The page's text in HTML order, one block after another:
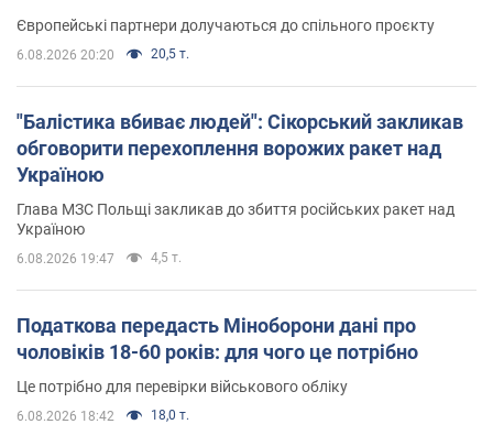
Європейські партнери долучаються до спільного проєкту
6.08.2026 20:20 20,5 т.
"Балістика вбиває людей": Сікорський закликав
обговорити перехоплення ворожих ракет над
Україною
Глава МЗС Польщі закликав до збиття російських ракет над
Україною
6.08.2026 19:47 4,5 т.
Податкова передасть Міноборони дані про
чоловіків 18-60 років: для чого це потрібно
Це потрібно для перевірки військового обліку
6.08.2026 18:42 18,0 т.